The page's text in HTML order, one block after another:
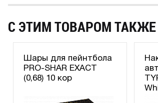
С ЭТИМ ТОВАРОМ
Шары для пейнтбола
PRO-SHAR EXACT
(0,68) 10 кор